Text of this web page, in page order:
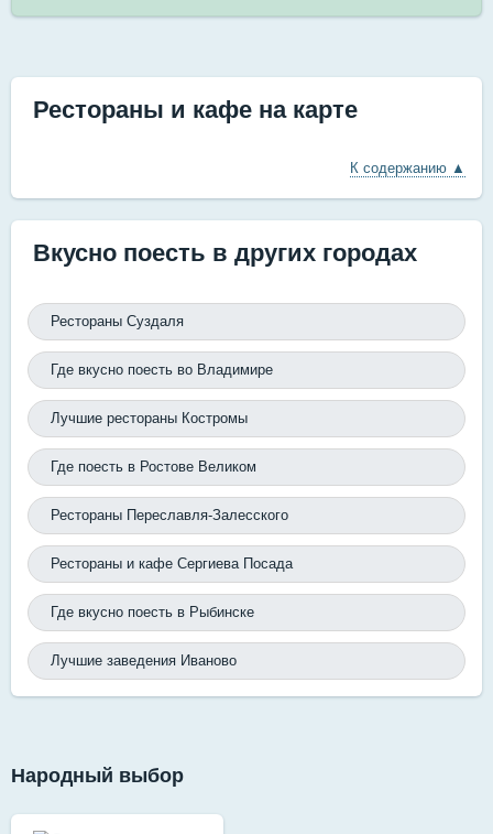
Рестораны и кафе на карте
К содержанию ▲
Вкусно поесть в других городах
Рестораны Суздаля
Где вкусно поесть во Владимире
Лучшие рестораны Костромы
Где поесть в Ростове Великом
Рестораны Переславля-Залесского
Рестораны и кафе Сергиева Посада
Где вкусно поесть в Рыбинске
Лучшие заведения Иваново
Народный выбор